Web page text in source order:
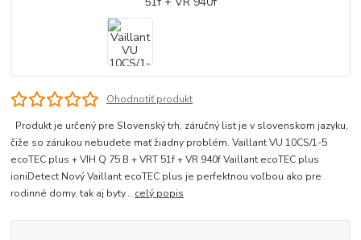
Ohodnotiť produkt
Produkt je určený pre Slovenský trh, záručný list je v slovenskom jazyku,
čiže so zárukou nebudete mať žiadny problém. Vaillant VU 10CS/1-5
ecoTEC plus + VIH Q 75 B + VRT 51f + VR 940f Vaillant ecoTEC plus
ioniDetect Nový Vaillant ecoTEC plus je perfektnou voľbou ako pre
rodinné domy, tak aj byty... celý popis